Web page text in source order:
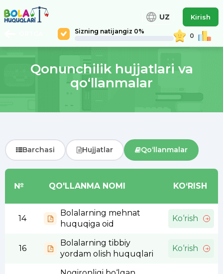
Sizning natijangiz 0%
0
UZ Kirish
Qonunchilik hujjatlari va
qo‘llanmalar
Barchasi Hujjatlar Qo‘llanmalar
№ QO'LLANMA NOMI KO‘RISH
14
Bolalarning mehnat
huquqiga oid
Ko‘rish
16
Bolalarning tibbiy
yordam olish huquqlari
Ko‘rish